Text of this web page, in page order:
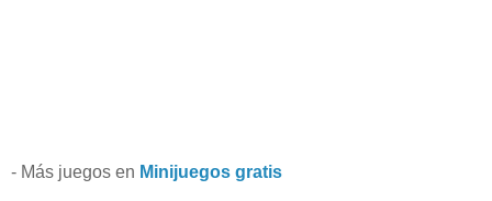
- Más juegos en Minijuegos gratis